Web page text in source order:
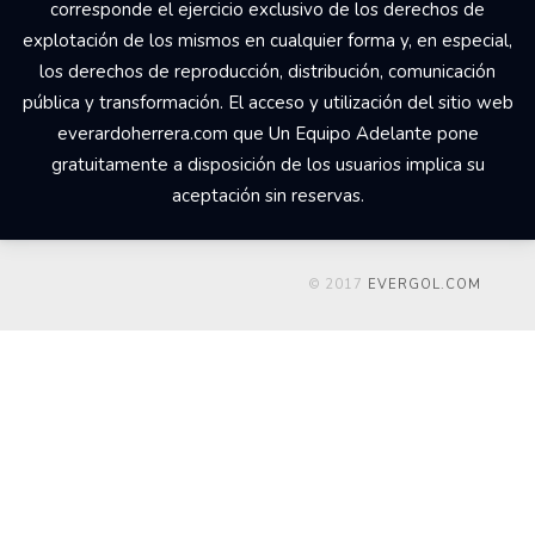
corresponde el ejercicio exclusivo de los derechos de
explotación de los mismos en cualquier forma y, en especial,
los derechos de reproducción, distribución, comunicación
pública y transformación. El acceso y utilización del sitio web
everardoherrera.com que Un Equipo Adelante pone
gratuitamente a disposición de los usuarios implica su
aceptación sin reservas.
© 2017 EVERGOL.COM